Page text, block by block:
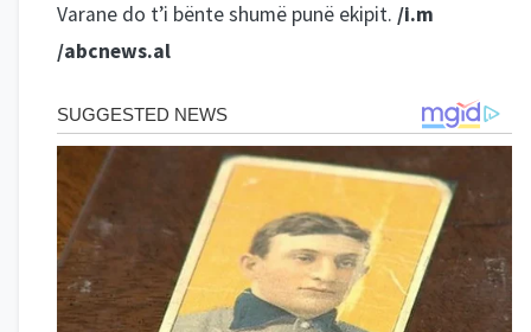
Varane do t’i bënte shumë punë ekipit. /i.m
/abcnews.al